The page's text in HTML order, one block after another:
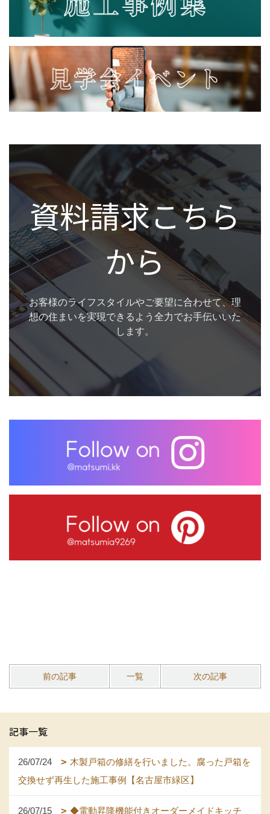
資料請求こちら
から
お客様のライフスタイルやご要望に合わせて、理
想の住まいを実現できるよう全力でお手伝いいた
します。
前の記事 一覧 次の記事
記事一覧
26/07/24
木製戸箱の修繕を行いました。腐った戸箱を
交換せず再生した施工事例【名古屋市緑区】
26/07/15
◆電動昇降機能付きオーダーメイドキッチ